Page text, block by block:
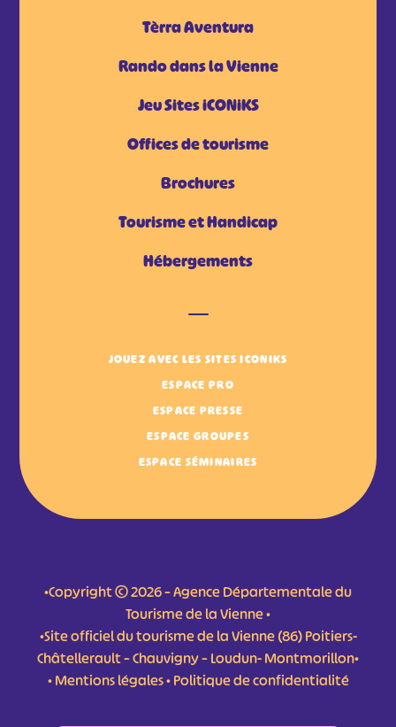
Tèrra Aventura
Rando dans la Vienne
Jeu Sites iCONiKS
Offices de tourisme
Brochures
Tourisme et Handicap
Hébergements
JOUEZ AVEC LES SITES ICONIKS
ESPACE PRO
ESPACE PRESSE
ESPACE GROUPES
ESPACE SÉMINAIRES
•Copyright © 2026 – Agence Départementale du
Tourisme de la Vienne •
•Site officiel du tourisme de la Vienne (86) Poitiers-
Châtellerault – Chauvigny – Loudun- Montmorillon•
•Mentions légales•Politique de confidentialité